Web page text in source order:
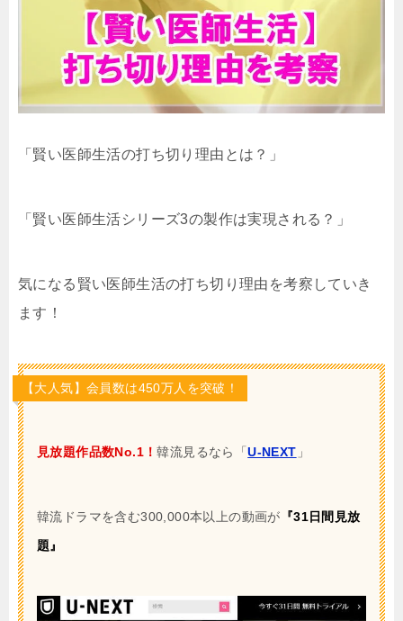
「賢い医師生活の打ち切り理由とは？」
「賢い医師生活シリーズ3の製作は実現される？」
気になる賢い医師生活の打ち切り理由を考察していき
ます！
【大人気】会員数は450万人を突破！
見放題作品数No.1！韓流見るなら「U-NEXT 」
韓流ドラマを含む300,000本以上の動画が 『31日間見放
題』